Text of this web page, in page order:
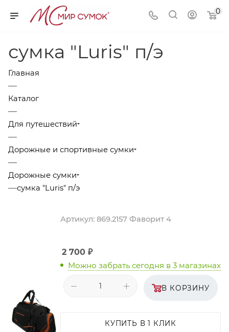
0
сумка "Luris" п/э
Главная
—
Каталог
—
Для путешествий
—
Дорожные и спортивные сумки
—
Дорожные сумки
—сумка "Luris" п/э
Артикул: 869.2157 Фаворит 4
2 700 ₽
Можно забрать сегодня в 3 магазинах
В КОРЗИНУ
КУПИТЬ В 1 КЛИК